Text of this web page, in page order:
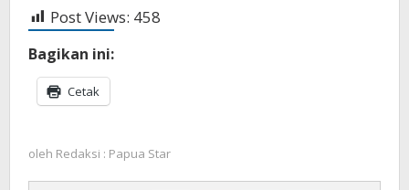
Post Views: 458
Bagikan ini:
Cetak
oleh Redaksi : Papua Star